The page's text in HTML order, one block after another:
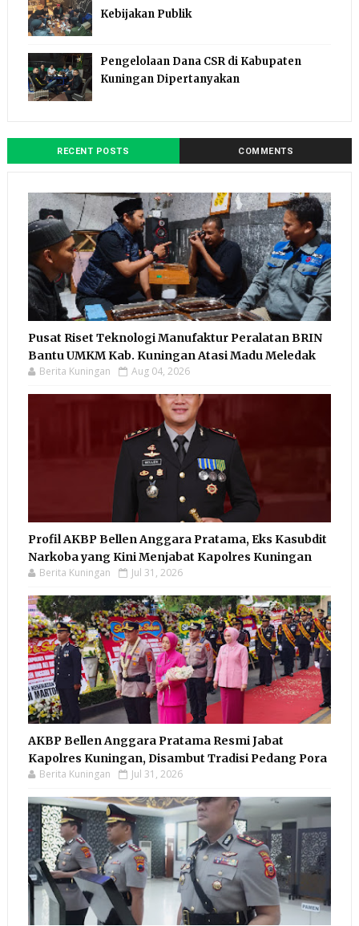
Kebijakan Publik
Pengelolaan Dana CSR di Kabupaten
Kuningan Dipertanyakan
RECENT POSTS COMMENTS
Pusat Riset Teknologi Manufaktur Peralatan BRIN
Bantu UMKM Kab. Kuningan Atasi Madu Meledak
Berita Kuningan Aug 04, 2026
Profil AKBP Bellen Anggara Pratama, Eks Kasubdit
Narkoba yang Kini Menjabat Kapolres Kuningan
Berita Kuningan Jul 31, 2026
AKBP Bellen Anggara Pratama Resmi Jabat
Kapolres Kuningan, Disambut Tradisi Pedang Pora
Berita Kuningan Jul 31, 2026